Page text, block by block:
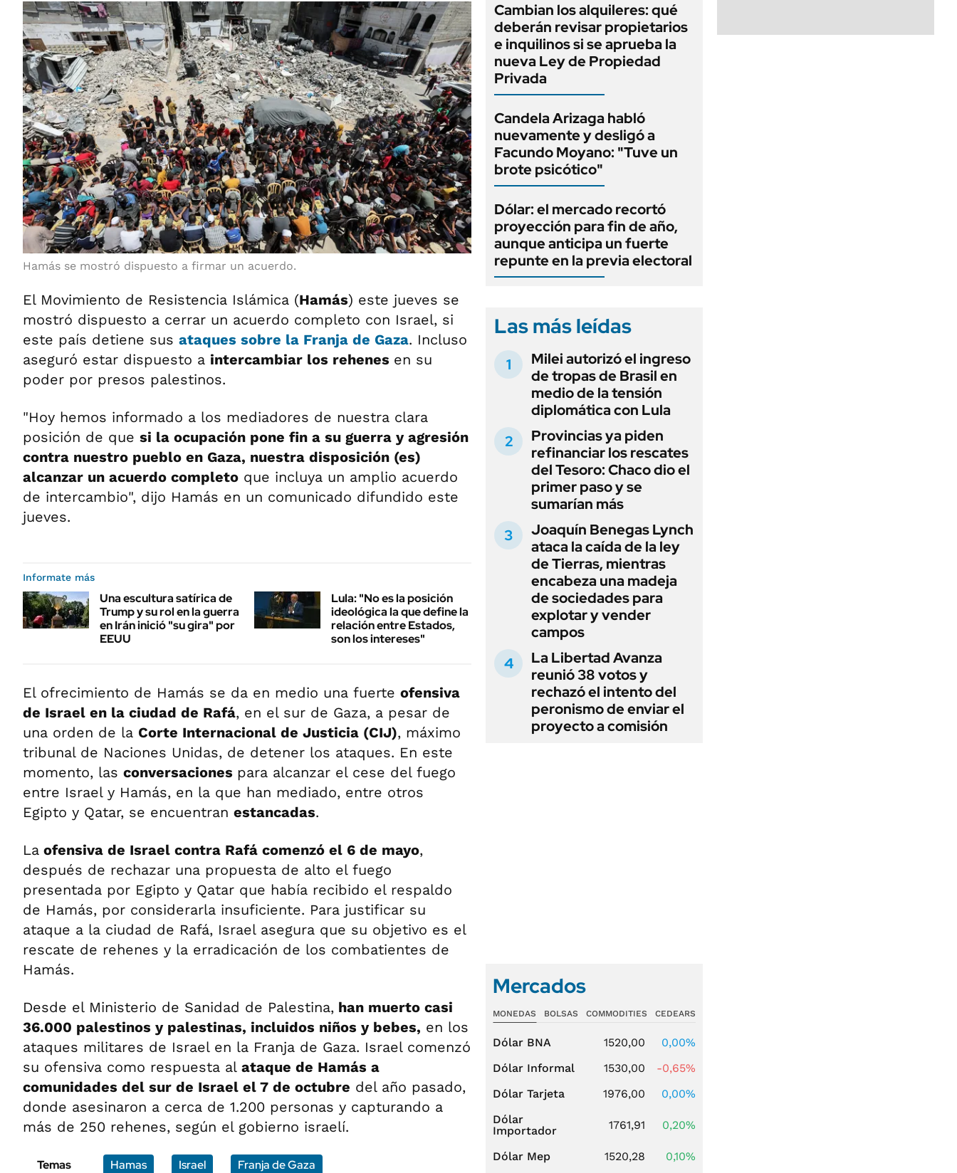
Hamás se mostró dispuesto a firmar un acuerdo.
El Movimiento de Resistencia Islámica (Hamás) este jueves se
mostró dispuesto a cerrar un acuerdo completo con Israel, si
este país detiene sus ataques sobre la Franja de Gaza. Incluso
aseguró estar dispuesto a intercambiar los rehenes en su
poder por presos palestinos.
"Hoy hemos informado a los mediadores de nuestra clara
posición de que si la ocupación pone fin a su guerra y agresión
contra nuestro pueblo en Gaza, nuestra disposición (es)
alcanzar un acuerdo completo que incluya un amplio acuerdo
de intercambio", dijo Hamás en un comunicado difundido este
jueves.
Informate más
Una escultura satírica de
Trump y su rol en la guerra
en Irán inició "su gira" por
EEUU
Lula: "No es la posición
ideológica la que define la
relación entre Estados,
son los intereses"
El ofrecimiento de Hamás se da en medio una fuerte ofensiva
de Israel en la ciudad de Rafá, en el sur de Gaza, a pesar de
una orden de la Corte Internacional de Justicia (CIJ), máximo
tribunal de Naciones Unidas, de detener los ataques. En este
momento, las conversaciones para alcanzar el cese del fuego
entre Israel y Hamás, en la que han mediado, entre otros
Egipto y Qatar, se encuentran estancadas.
La ofensiva de Israel contra Rafá comenzó el 6 de mayo,
después de rechazar una propuesta de alto el fuego
presentada por Egipto y Qatar que había recibido el respaldo
de Hamás, por considerarla insuficiente. Para justificar su
ataque a la ciudad de Rafá, Israel asegura que su objetivo es el
rescate de rehenes y la erradicación de los combatientes de
Hamás.
Desde el Ministerio de Sanidad de Palestina, han muerto casi
36.000 palestinos y palestinas, incluidos niños y bebes, en los
ataques militares de Israel en la Franja de Gaza. Israel comenzó
su ofensiva como respuesta al ataque de Hamás a
comunidades del sur de Israel el 7 de octubre del año pasado,
donde asesinaron a cerca de 1.200 personas y capturando a
más de 250 rehenes, según el gobierno israelí.
Temas Hamas Israel Franja de Gaza
Cambian los alquileres: qué
deberán revisar propietarios
e inquilinos si se aprueba la
nueva Ley de Propiedad
Privada
Candela Arizaga habló
nuevamente y desligó a
Facundo Moyano: "Tuve un
brote psicótico"
Dólar: el mercado recortó
proyección para fin de año,
aunque anticipa un fuerte
repunte en la previa electoral
Las más leídas
Milei autorizó el ingreso
de tropas de Brasil en
medio de la tensión
diplomática con Lula
Provincias ya piden
refinanciar los rescates
del Tesoro: Chaco dio el
primer paso y se
sumarían más
Joaquín Benegas Lynch
ataca la caída de la ley
de Tierras, mientras
encabeza una madeja
de sociedades para
explotar y vender
campos
La Libertad Avanza
reunió 38 votos y
rechazó el intento del
peronismo de enviar el
proyecto a comisión
Mercados
MONEDAS BOLSAS COMMODITIES CEDEARS
Dólar BNA 1520,00
0,00%
Dólar Informal
1530,00
-0,65%
Dólar Tarjeta
1976,00
0,00%
Dólar
Importador
1761,91 0,20%
Dólar Mep 1520,28
0,10%